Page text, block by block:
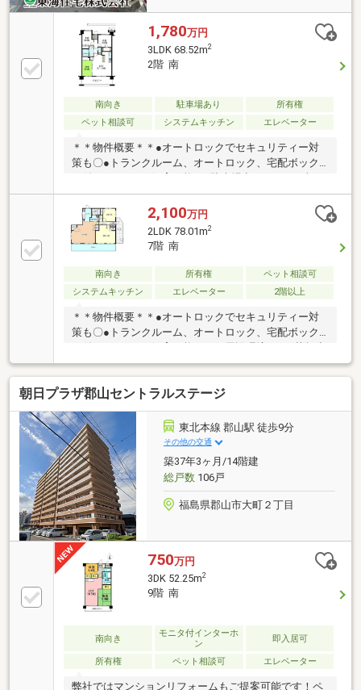
1,780万円
3LDK 68.52m2
2階 南
南向き 駐車場あり
所有権
ペット相談可
システムキッチン エレベーター
＊＊物件概要＊＊●オートロックでセキュリティー対
策も〇●トランクルーム、オートロック、宅配ボック
3000円）＊＊周辺環境＊＊●芳賀小学校 徒歩約３分
（307ｍ）●郡山第四中学校 徒歩約１３分（1095ｍ）
●セブンイレブン郡山芳賀１丁目店 徒歩約４分（348
ｍ）●ヨークベニマル方八町店 徒歩約８分（692ｍ）
―――住宅ローンに関するご相談承ります―――＊勤続
年数の少ない方＊自己資金の少ない方＊他にお借入れ
のある方＊契約・派遣社員の方 その他、不動産購入で
2,100万円
2LDK 78.01m2
7階 南
南向き 所有権
ペット相談可
システムキッチン
エレベーター 2階以上
＊＊物件概要＊＊●オートロックでセキュリティー対
策も〇●トランクルーム、オートロック、宅配ボック
学校 徒歩約３分（307ｍ）●郡山第四中学校 徒歩約
１３分（1095ｍ）●セブンイレブン郡山芳賀１丁目
店 徒歩約４分（348ｍ）●ヨークベニマル方八町店
徒歩約８分（692ｍ）―――住宅ローンに関するご相談
承ります―――＊勤続年数の少ない方＊自己資金の少な
い方＊他にお借入れのある方＊契約・派遣社員の方 そ
の他、不動産購入で不安な点は弊社にご相談くださ
い！
朝日プラザ郡山セントラルステージ
東北本線 郡山駅 徒歩9分
その他の交通
築37年3ヶ月/14階建
総戸数106戸
福島県郡山市大町２丁目
750万円
3DK 52.25m2
9階 南
南向き
モニタ付インターホ
ン
即入居可
所有権 ペット相談可 エレベーター
弊社ではマンションリフォームもご提案可能です！ペ